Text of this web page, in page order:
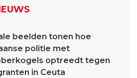
beelden tonen hoe
politie met
optreedt tegen
in Ceuta